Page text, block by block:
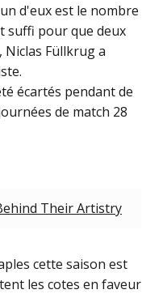
d'eux est le nombre
suffi pour que deux
Füllkrug a
écartés pendant de
de match 28
Their Artistry
cette saison est
les cotes en faveur